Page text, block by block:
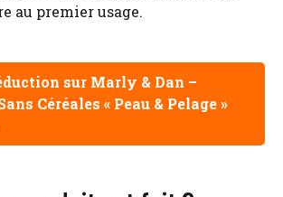
au premier usage.
sur Marly & Dan –
Céréales « Peau & Pelage »